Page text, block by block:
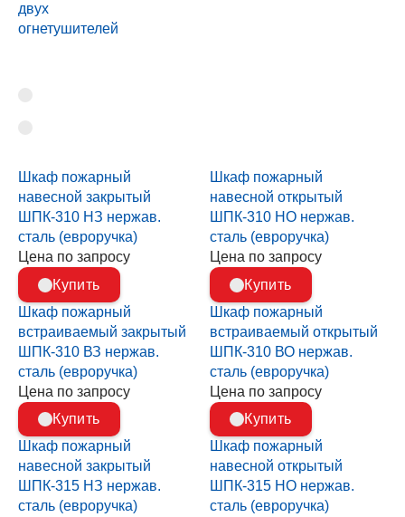
двух
огнетушителей
Шкаф пожарный
навесной закрытый
ШПК-310 НЗ нержав.
сталь (евроручка)
Цена по запросу
Купить
Шкаф пожарный
навесной открытый
ШПК-310 НО нержав.
сталь (евроручка)
Цена по запросу
Купить
Шкаф пожарный
встраиваемый закрытый
ШПК-310 ВЗ нержав.
сталь (евроручка)
Цена по запросу
Купить
Шкаф пожарный
встраиваемый открытый
ШПК-310 ВО нержав.
сталь (евроручка)
Цена по запросу
Купить
Шкаф пожарный
навесной закрытый
ШПК-315 НЗ нержав.
сталь (евроручка)
Шкаф пожарный
навесной открытый
ШПК-315 НО нержав.
сталь (евроручка)